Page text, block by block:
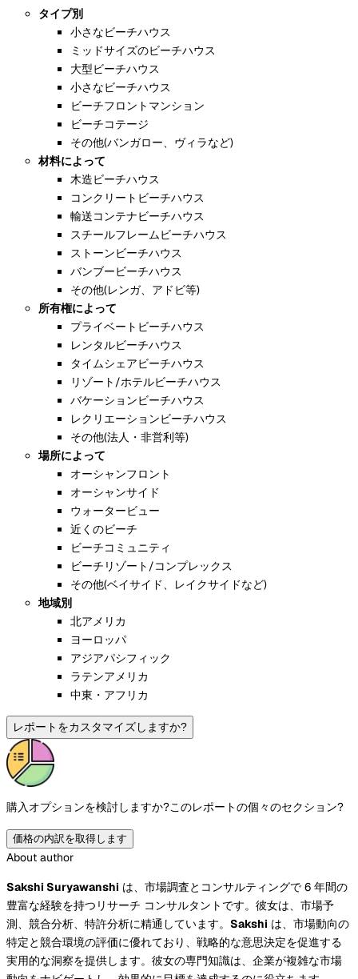
タイプ別
小さなビーチハウス
ミッドサイズのビーチハウス
大型ビーチハウス
小さなビーチハウス
ビーチフロントマンション
ビーチコテージ
その他(バンガロー、ヴィラなど)
材料によって
木造ビーチハウス
コンクリートビーチハウス
輸送コンテナビーチハウス
スチールフレームビーチハウス
ストーンビーチハウス
バンブービーチハウス
その他(レンガ、アドビ等)
所有権によって
プライベートビーチハウス
レンタルビーチハウス
タイムシェアビーチハウス
リゾート/ホテルビーチハウス
バケーションビーチハウス
レクリエーションビーチハウス
その他(法人・非営利等)
場所によって
オーシャンフロント
オーシャンサイド
ウォータービュー
近くのビーチ
ビーチコミュニティ
ビーチリゾート/コンプレックス
その他(ベイサイド、レイクサイドなど)
地域別
北アメリカ
ヨーロッパ
アジアパシフィック
ラテンアメリカ
中東・アフリカ
レポートをカスタマイズしますか?
購入オプションを検討しますか?このレポートの個々のセクション?
価格の内訳を取得します
About author
Sakshi Suryawanshi は、市場調査とコンサルティングで 6 年間の
豊富な経験を持つリサーチ コンサルタントです。彼女は、市場予
測、競合分析、特許分析に精通しています。 Sakshi は、市場動向の
特定と競合環境の評価に優れており、戦略的な意思決定を促進する
実用的な洞察を提供します。彼女の専門知識は、企業が複雑な市場